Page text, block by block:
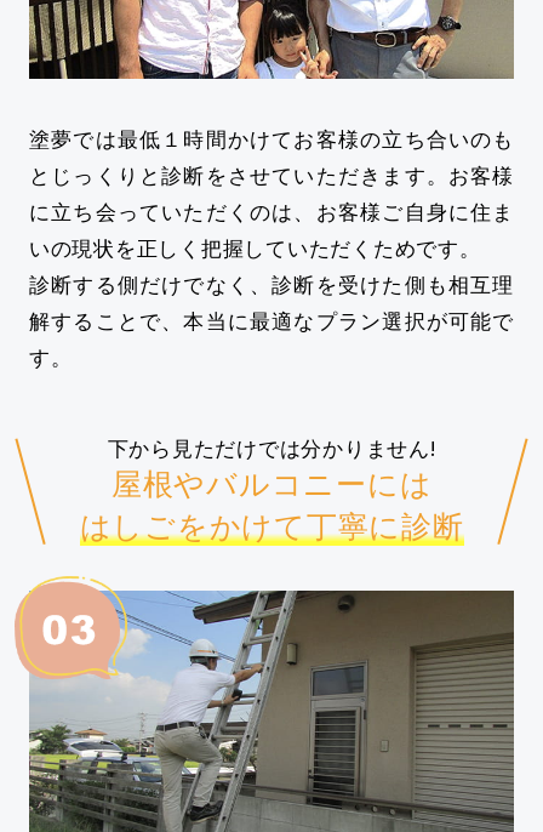
塗夢では最低１時間かけてお客様の立ち合いのも
とじっくりと診断をさせていただきます。お客様
に立ち会っていただくのは、お客様ご自身に住ま
いの現状を正しく把握していただくためです。
診断する側だけでなく、診断を受けた側も相互理
解することで、本当に最適なプラン選択が可能で
す。
下から見ただけでは分かりません!
屋根やバルコニーには
はしごをかけて丁寧に診断